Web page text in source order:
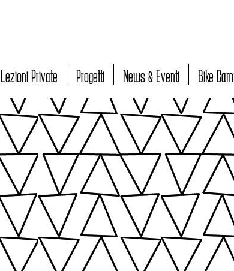
Lezioni Private Progetti News & Eventi Bike